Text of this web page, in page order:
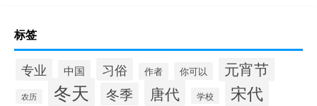
标签
专业 中国 习俗 作者 你可以 元宵节
农历 冬天 冬季 唐代 学校 宋代